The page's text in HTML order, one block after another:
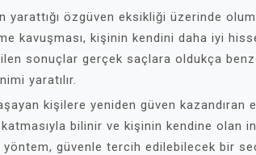
yarattığı özgüven eksikliği üzerinde
kavuşması, kişinin kendini daha iyi
sonuçlar gerçek saçlara oldukça
yaratılır.
kişilere yeniden güven kazandıran
bilinir ve kişinin kendine olan
yöntem, güvenle tercih edilebilecek bir